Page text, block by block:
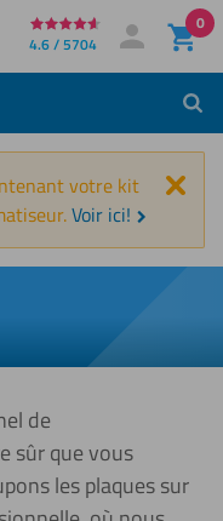
4.6 / 5704 Mon compte
Se connecter
0
votre kit
Voir ici!
de
sûr que vous
les plaques sur